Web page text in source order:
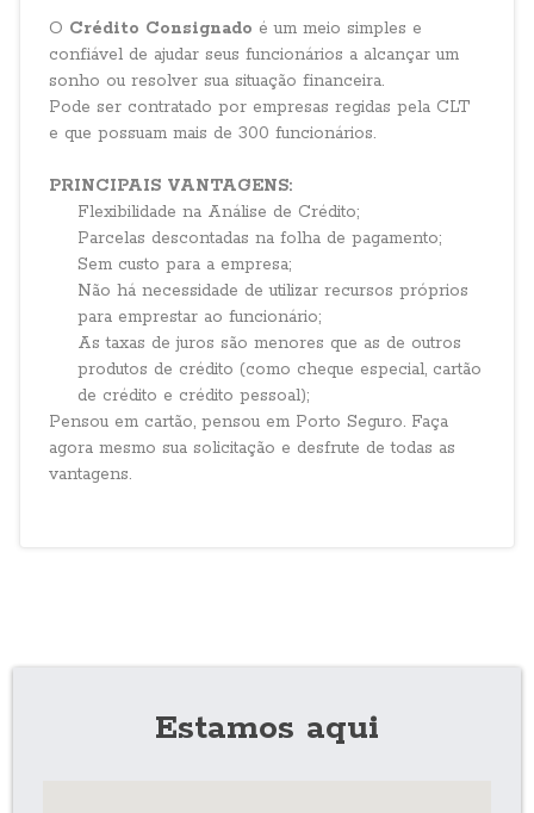
O Crédito Consignado é um meio simples e
confiável de ajudar seus funcionários a alcançar um
sonho ou resolver sua situação financeira.
Pode ser contratado por empresas regidas pela CLT
e que possuam mais de 300 funcionários.
PRINCIPAIS VANTAGENS:
Flexibilidade na Análise de Crédito;
Parcelas descontadas na folha de pagamento;
Sem custo para a empresa;
Não há necessidade de utilizar recursos próprios
para emprestar ao funcionário;
As taxas de juros são menores que as de outros
produtos de crédito (como cheque especial, cartão
de crédito e crédito pessoal);
Pensou em cartão, pensou em Porto Seguro. Faça
agora mesmo sua solicitação e desfrute de todas as
vantagens.
Estamos aqui